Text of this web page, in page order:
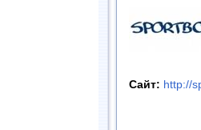
Сайт: http://